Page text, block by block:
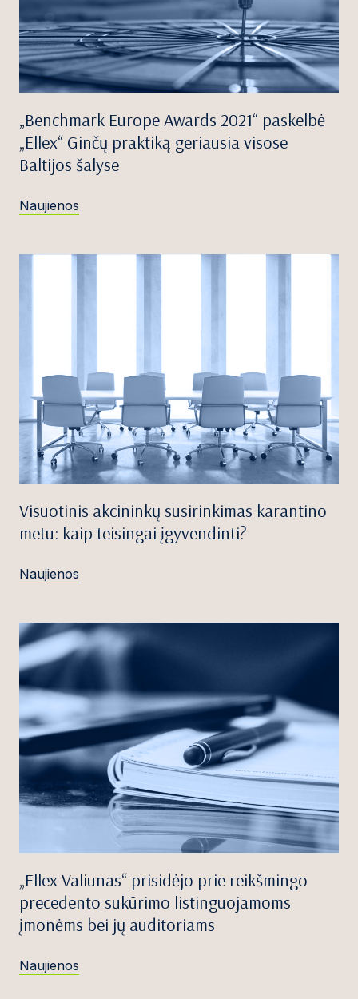
„Benchmark Europe Awards 2021“ paskelbė
„Ellex“ Ginčų praktiką geriausia visose
Baltijos šalyse
Naujienos
Visuotinis akcininkų susirinkimas karantino
metu: kaip teisingai įgyvendinti?
Naujienos
„Ellex Valiunas“ prisidėjo prie reikšmingo
precedento sukūrimo listinguojamoms
įmonėms bei jų auditoriams
Naujienos